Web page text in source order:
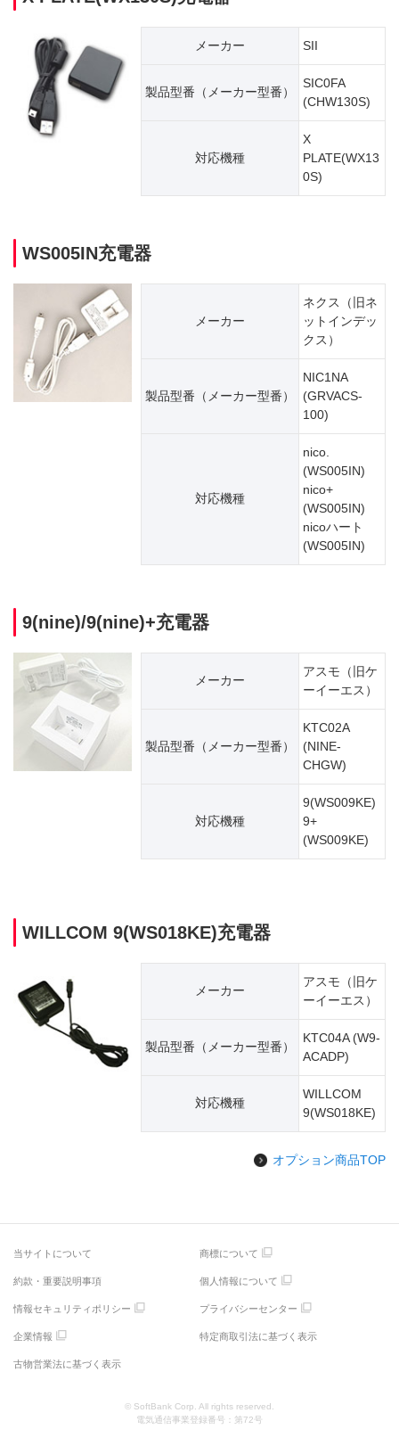
メーカー SII
製品型番（​メーカー型番）
SIC0FA
(CHW130S)
対応機種
X
PLATE(WX13
0S)
WS005IN充電器
メーカー
ネクス（旧ネ
ットインデッ
クス）
製品型番（​メーカー型番）
NIC1NA
(GRVACS-
100)
対応機種
nico.
(WS005IN)
nico+
(WS005IN)
nicoハート
(WS005IN)
9(nine)/9(nine)+充電器
メーカー
アスモ（旧ケ
ーイーエス）
製品型番（​メーカー型番）
KTC02A
(NINE-
CHGW)
対応機種
9(WS009KE)
9+
(WS009KE)
WILLCOM 9(WS018KE)充電器
メーカー
アスモ（旧ケ
ーイーエス）
製品型番（​メーカー型番）
KTC04A (W9-
ACADP)
対応機種
WILLCOM
9(WS018KE)
オプション商品TOP
当サイトについて 商標について
約款・重要説明事項 個人情報について
情報セキュリティポリシー プライバシーセンター
企業情報 特定商取引法に基づく表示
古物営業法に基づく表示
© SoftBank Corp. All rights reserved.
電気通信事業登録番号：第72号